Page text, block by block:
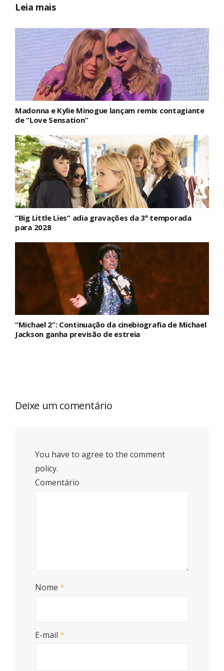
Leia mais
Madonna e Kylie Minogue lançam remix contagiante
de “Love Sensation”
“Big Little Lies” adia gravações da 3ª temporada
para 2028
“Michael 2”: Continuação da cinebiografia de Michael
Jackson ganha previsão de estreia
Deixe um comentário
You have to agree to the comment
policy.
Comentário
Nome *
E-mail *